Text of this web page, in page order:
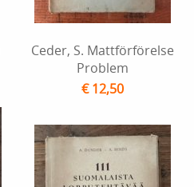
Ceder, S. Mattförförelse
Problem
€ 12,50